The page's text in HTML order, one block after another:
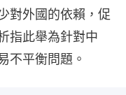
對外國的依賴，促
指此舉為針對中
不平衡問題。